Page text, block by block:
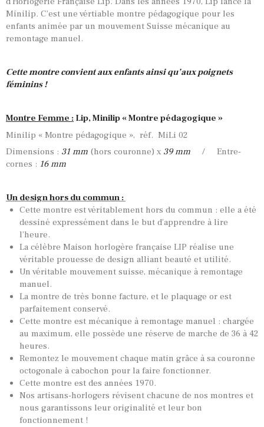
Minilip. C’est une vértiable montre pédagogique pour les
enfants animée par un mouvement Suisse mécanique au
remontage manuel.
Cette montre convient aux enfants ainsi qu’aux poignets
féminins !
Montre Femme : Lip, Minilip « Montre pédagogique »
Minilip « Montre pédagogique », réf. MiLi 02
Dimensions : 31 mm (hors couronne) x 39 mm / Entre-
cornes : 16 mm
Un design hors du commun :
Cette montre est véritablement hors du commun : elle a été
dessiné expressément dans le but d’apprendre à lire
l’heure.
La célèbre Maison horlogère française LIP réalise une
véritable prouesse de design alliant beauté et utilité.
Un véritable mouvement suisse, mécanique à remontage
manuel.
La montre de très bonne facture, et le plaquage or est
parfaitement conservé.
Cette montre est mécanique à remontage manuel : chargée
au maximum, elle possède une réserve de marche de 36 à 42
heures.
Remontez le mouvement chaque matin grâce à sa couronne
octogonale à cabochon pour la faire fonctionner.
Cette montre est des années 1970.
Nos artisans-horlogers révisent chacune de nos montres et
nous garantissons leur originalité et leur bon
fonctionnement !